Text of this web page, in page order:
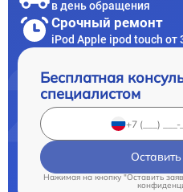
в день обращения
Срочный ремонт
iPod Apple ipod touch от
Бесплатная
специалистом
Нажимая на кнопку "Оставить